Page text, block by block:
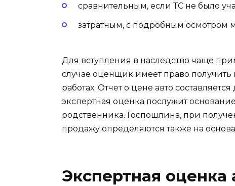
сравнительным, если ТС не было
затратным, с подробным осмотром
Для вступления в наследство чаще
случае оценщик имеет право
работах. Отчет о цене авто
экспертная оценка послужит
родственника. Госпошлина, при
продажу определяются также на
Экспертная оценка